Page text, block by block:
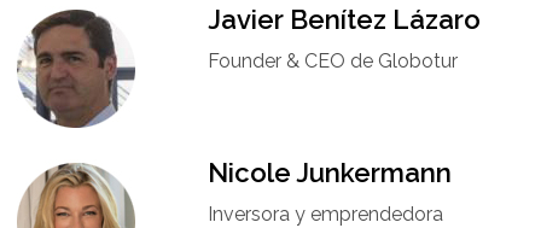
Javier Benítez Lázaro
Founder & CEO de Globotur​
Nicole Junkermann​
Inversora y emprendedora